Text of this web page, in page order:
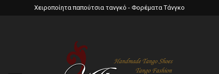
Χειροποίητα παπούτσια τανγκό - Φορέματα Τάνγκο